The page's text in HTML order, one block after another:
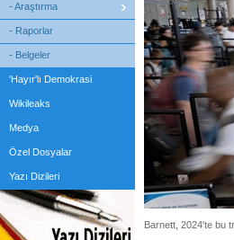
- Araştırma
- Raporlar
- Belgeler
'Hayır'lı Demokrasi
Wikileaks
Medya
Özel Dosyalar
Yazı Dizileri
Barnett, 2024'te bu